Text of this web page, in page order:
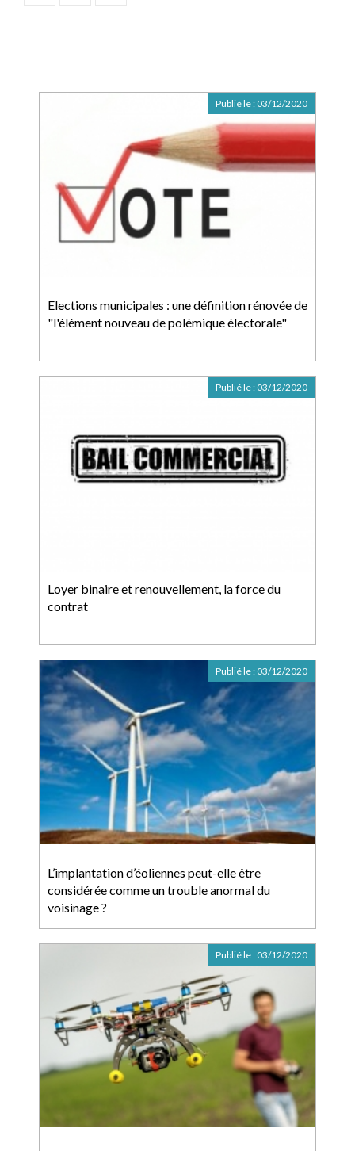
Elections municipales : une définition rénovée de
"l'élément nouveau de polémique électorale"
Publié le : 03/12/2020
Loyer binaire et renouvellement, la force du
contrat
Publié le : 03/12/2020
L’implantation d’éoliennes peut-elle être
considérée comme un trouble anormal du
voisinage ?
Publié le : 03/12/2020
Publié le : 03/12/2020